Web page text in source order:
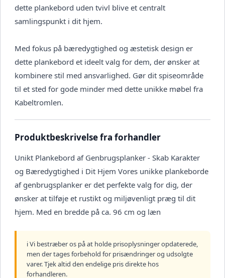
dette plankebord uden tvivl blive et centralt
samlingspunkt i dit hjem.
Med fokus på bæredygtighed og æstetisk design er
dette plankebord et ideelt valg for dem, der ønsker at
kombinere stil med ansvarlighed. Gør dit spiseområde
til et sted for gode minder med dette unikke møbel fra
Kabeltromlen.
Produktbeskrivelse fra forhandler
Unikt Plankebord af Genbrugsplanker - Skab Karakter
og Bæredygtighed i Dit Hjem Vores unikke plankeborde
af genbrugsplanker er det perfekte valg for dig, der
ønsker at tilføje et rustikt og miljøvenligt præg til dit
hjem. Med en bredde på ca. 96 cm og læn
ℹ️ Vi bestræber os på at holde prisoplysninger opdaterede,
men der tages forbehold for prisændringer og udsolgte
varer. Tjek altid den endelige pris direkte hos
forhandleren.